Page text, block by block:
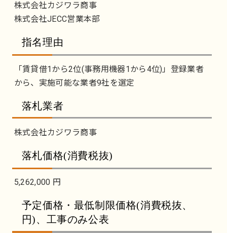
株式会社カジワラ商事
株式会社JECC営業本部
指名理由
「賃貸借1から2位(事務用機器1から4位)」登録業者
から、実施可能な業者9社を選定
落札業者
株式会社カジワラ商事
落札価格(消費税抜)
5,262,000 円
予定価格・最低制限価格(消費税抜、
円)、工事のみ公表